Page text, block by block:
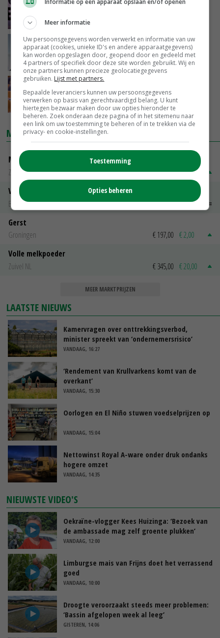
12-09-2023
Concept-kandidatenlijst BBB bekend
09-09-2023
Profiel: Achterban verwacht veel van Von
Martels, maar hij opereert behoedzaam
09-09-2023
MARKTPRIJZEN
Magere melkpoeder
Zuivel NL
€ 269,00 € 7,00
Vleeskuikens 2001-2600 gr
Barneveld
€ 1,09~ € 1,11
Gerst
Groningen
€ 197,00 € 2,00
Volle melkpoeder
Zuivel NL
€ 345,00 € 20,00
MEER MARKTPRIJZEN
LAATSTE NIEUWS
Kamervragen over onttrekkingsverbod,
minister spreekt van ‘ondernemersrisico’
VANDAAG, 16:27
‘Rendement van Krullvarkens komt van de
overkant’
VANDAAG, 15:30
Oorlogen en El Niño stuwen voedselprijzen op
VANDAAG, 15:04
Nettowinst Royal A-ware onder druk ondanks
hogere omzet
VANDAAG, 14:35
NIEUWSTE VIDEO'S
Oekraïne-vlogger Kees Huizinga: ‘Bezoek van
de ambassade mag zelf groente plukken’
VANDAAG, 12:00
Limburgse mais van Frijns doet het verrassend
goed
VANDAAG, 10:00
Droogte veroorzaakt steeds meer problemen:
‘Bassin afgelopen week al leeg’
GISTEREN, 14:06
Informatie op een apparaat opslaan en/of openen
Meer informatie
Uw persoonsgegevens worden verwerkt en informatie van uw
apparaat (cookies, unieke ID's en andere apparaatgegevens)
kan worden opgeslagen door, geopend door en gedeeld met
4 partners of specifiek door deze site worden gebruikt. Wij en
onze partners kunnen precieze geolocatiegegevens
gebruiken. Lijst met partners.
Bepaalde leveranciers kunnen uw persoonsgegevens
verwerken op basis van gerechtvaardigd belang. U kunt
hiertegen bezwaar maken door uw opties hieronder te
beheren. Zoek onderaan deze pagina of in het sitemenu naar
een link om uw toestemming te beheren of in te trekken via de
privacy- en cookie-instellingen.
Toestemming
Opties beheren